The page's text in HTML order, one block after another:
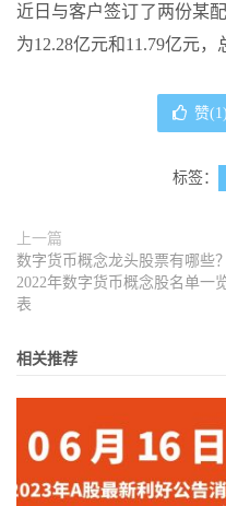
近日与客户签订了两份某
为12.28亿元和11.79亿元，
赞(1)
标签：
上一篇
数字货币概念龙头股票有哪些？
2022年数字货币概念股名单一
表
相关推荐